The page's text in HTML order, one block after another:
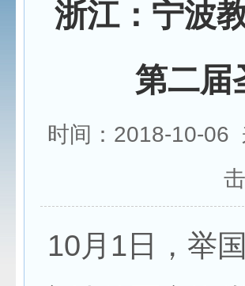
浙江：宁波
第二届
时间：2018-10-06
10月1日，举